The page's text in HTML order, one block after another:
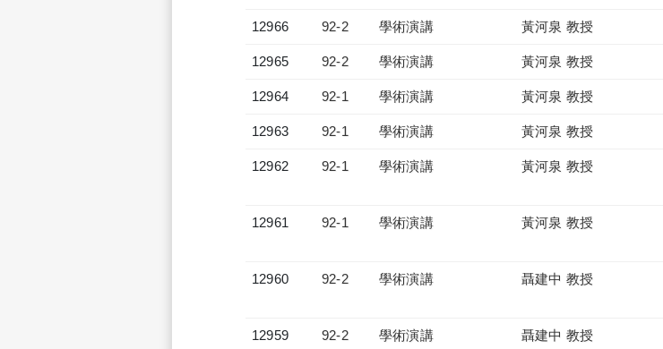
12966 92-2 學術演講 黃河泉 教授
12965 92-2 學術演講 黃河泉 教授
12964 92-1 學術演講 黃河泉 教授
12963 92-1 學術演講 黃河泉 教授
12962 92-1 學術演講 黃河泉 教授
12961 92-1 學術演講 黃河泉 教授
12960 92-2 學術演講 聶建中 教授
12959 92-2 學術演講 聶建中 教授